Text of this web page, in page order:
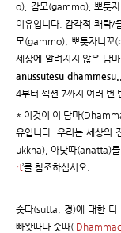
o), 감모(gammo), 뽀툿
이유입니다. 감각적 쾌락/
모(gammo), 뽀툿자니꼬
세상에 알려지지 않은 담
anussutesu dhammesu..
4부터 섹션 7까지 여러 번
* 이것이 이 담마
유입니다. 우리는 세상의
ukkha), 아낫따(anatta)를
rt’를 참조하십시오.
숫따(sutta, 경)에 대한 더
빠왓따나 숫따(